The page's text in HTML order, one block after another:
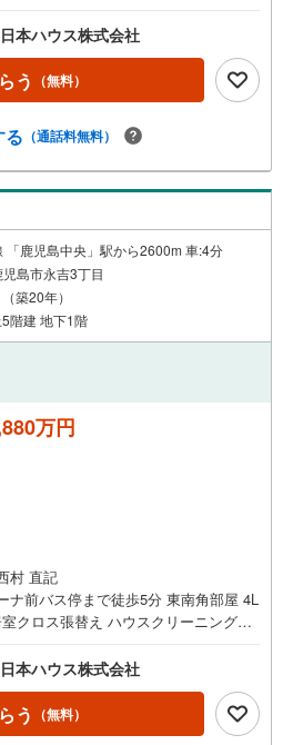
校まで徒歩6分・ローソン田上天神店
便局まで徒歩7分・タイヨー唐湊店ま
ニックまで徒歩9分・マックスバリュ
分・武中学校まで徒歩15分【物件見
ちいたします 【住宅ローンについて】
ビス ■店頭で住宅ローンのご相談、資
能です 【中古×リフォーム】■購入か
ストップでご提供できます ■中古物
用もまとめてお見積り！【お住み替
最短で、現金買取り致します■売却の
受付中です お家のことならハウスド
ハウスにお任せ下さい！
本ハウス株式会社
う （無料）
る （通話料無料）
「鹿児島中央」駅から2600m 車:4分
島市永吉3丁目
築20年）
階建 地下1階
万円
村 直記
ナ前バス停まで徒歩5分 東南角部屋 4L
クロス張替え ハウスクリーニング済
で徒歩4分（約250m）・鹿児島永吉郵
330m）・西原商会アリーナ（旧鹿児
歩5分（約350m）・ドラッグイレブン
約470m）・鹿児島銀行城西支店まで
本ハウス株式会社
う （無料）